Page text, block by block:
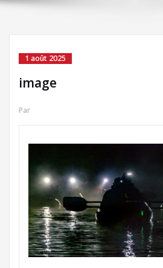
1 août 2025
image
Par